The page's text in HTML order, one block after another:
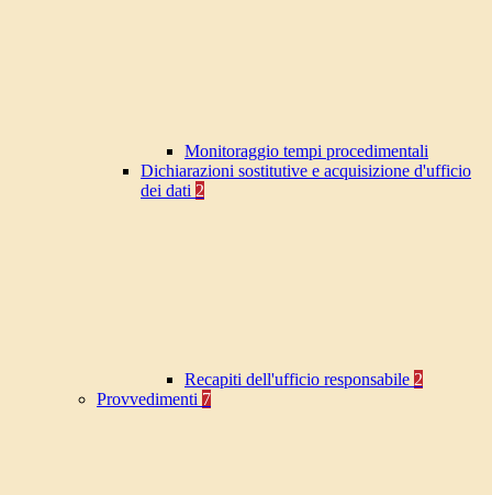
Monitoraggio tempi procedimentali
Dichiarazioni sostitutive e acquisizione d'ufficio
dei dati 2
Recapiti dell'ufficio responsabile 2
Provvedimenti 7